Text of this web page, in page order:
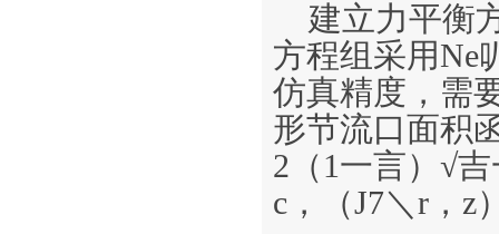
建立力平衡
方程组采用Ne
仿真精度，需
形节流口面积
2（1一言）√
c，（J7＼r，z